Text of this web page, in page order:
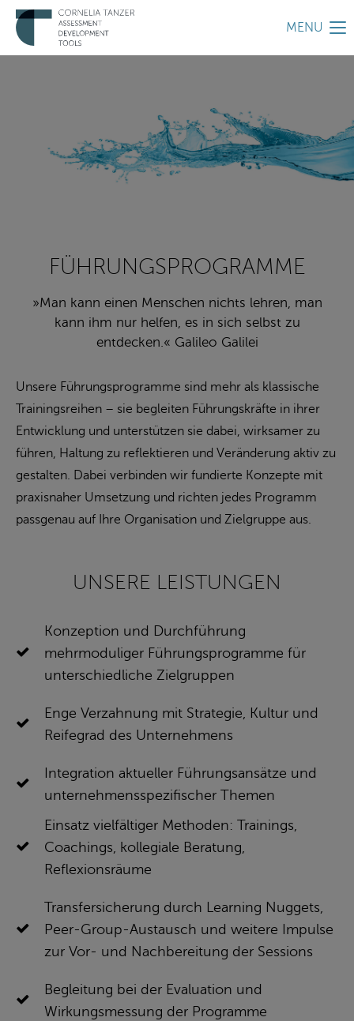
MENU
FÜHRUNGSPROGRAMME
»Man kann einen Menschen nichts lehren, man
kann ihm nur helfen, es in sich selbst zu
entdecken.« Galileo Galilei
Unsere Führungsprogramme sind mehr als klassische
Trainingsreihen – sie begleiten Führungskräfte in ihrer
Entwicklung und unterstützen sie dabei, wirksamer zu
führen, Haltung zu reflektieren und Veränderung aktiv zu
gestalten. Dabei verbinden wir fundierte Konzepte mit
praxisnaher Umsetzung und richten jedes Programm
passgenau auf Ihre Organisation und Zielgruppe aus.
UNSERE LEISTUNGEN
Konzeption und Durchführung
mehrmoduliger Führungsprogramme für
unterschiedliche Zielgruppen
Enge Verzahnung mit Strategie, Kultur und
Reifegrad des Unternehmens
Integration aktueller Führungsansätze und
unternehmensspezifischer Themen
Einsatz vielfältiger Methoden: Trainings,
Coachings, kollegiale Beratung,
Reflexionsräume
Transfersicherung durch Learning Nuggets,
Peer-Group-Austausch und weitere Impulse
zur Vor- und Nachbereitung der Sessions
Begleitung bei der Evaluation und
Wirkungsmessung der Programme